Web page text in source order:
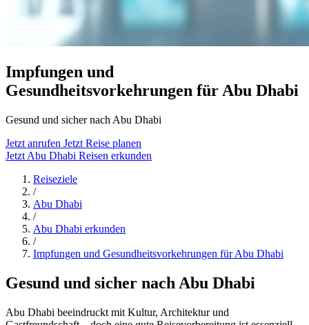
Impfungen und
Gesundheitsvorkehrungen für Abu Dhabi
Gesund und sicher nach Abu Dhabi
Jetzt anrufen Jetzt Reise planen
Jetzt Abu Dhabi Reisen erkunden
Reiseziele
/
Abu Dhabi
/
Abu Dhabi erkunden
/
Impfungen und Gesundheitsvorkehrungen für Abu Dhabi
Gesund und sicher nach Abu Dhabi
Abu Dhabi beeindruckt mit Kultur, Architektur und